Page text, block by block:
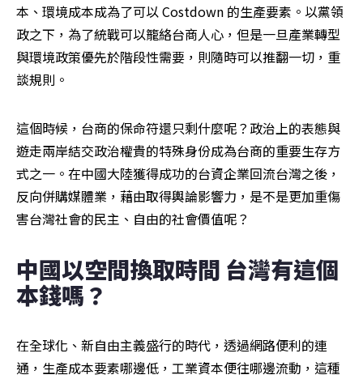
本、環境成本成為了可以 Costdown 的生產要素。以黨領
政之下，為了統戰可以籠絡台商人心，但是一旦產業轉型
與環境政策優先於階段性需要，則隨時可以推翻一切，重
談規則。
這個時候，台商的保命符還只剩什麼呢？政治上的表態與
遊走兩岸結交政治權貴的特殊身份成為台商的重要生存方
式之一。在中國大陸獲得成功的台資企業回流台灣之後，
反向併購媒體業，藉由取得輿論影響力，是不是更加重傷
害台灣社會的民主、自由的社會價值呢？
中國以空間換取時間 台灣有這個
本錢嗎？
在全球化、新自由主義盛行的時代，透過網路便利的連
通，生產成本要素哪邊低，工業資本便往哪邊流動，這種